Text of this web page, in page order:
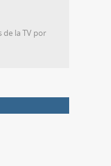
de la TV por